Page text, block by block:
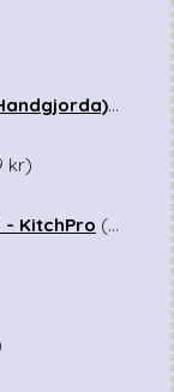
( kr
kr)
KitchPro (249